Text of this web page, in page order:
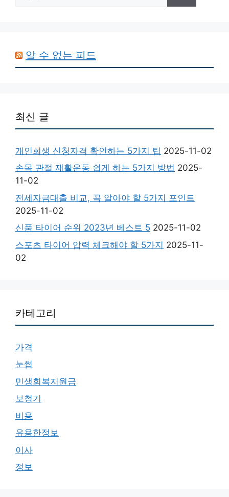
알 수 없는 피드
최신 글
개인회생 신청자격 확인하는 5가지 팁 2025-11-02
손목 관절 재활운동 쉽게 하는 5가지 방법 2025-
11-02
전세자금대출 비교, 꼭 알아야 할 5가지 포인트
2025-11-02
신품 타이어 순위 2023년 베스트 5 2025-11-02
스포츠 타이어 압력 체크해야 할 5가지 2025-11-
02
카테고리
가격
눈썹
민생회복지원금
보청기
비용
유용한정보
이사
정보